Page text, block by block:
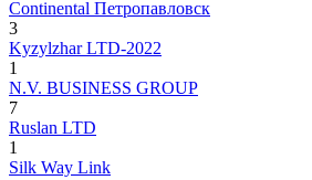
Continental Петропавловск
3
Kyzylzhar LTD-2022
1
N.V. BUSINESS GROUP
7
Ruslan LTD
1
Silk Way Link